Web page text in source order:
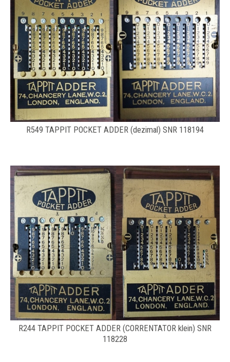
R549 TAPPIT POCKET ADDER (dezimal) SNR 118194
R244 TAPPIT POCKET ADDER (CORRENTATOR klein) SNR
118228